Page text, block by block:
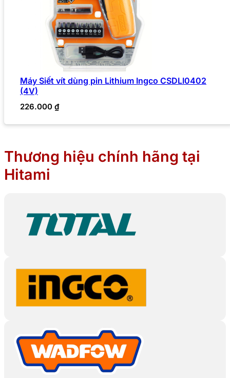
Máy Siết vít dùng pin Lithium Ingco CSDLI0402
(4V)
226.000 ₫
Thương hiệu chính hãng tại
Hitami